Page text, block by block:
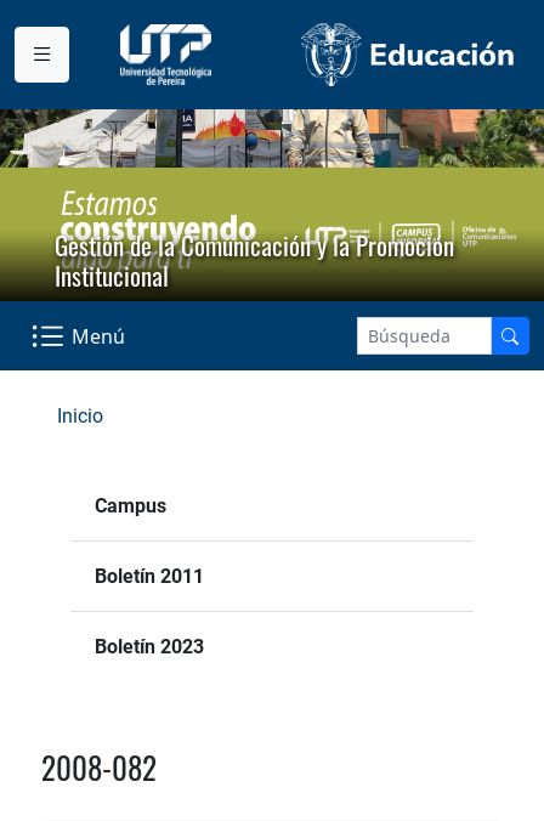
Gestión de la Comunicación y la Promoción
Institucional
Menú
Inicio
Campus
Boletín 2011
Boletín 2023
2008-082